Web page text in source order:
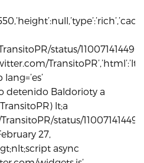
status/
detenido Baldorioty a
lt;a
status/
27,
async